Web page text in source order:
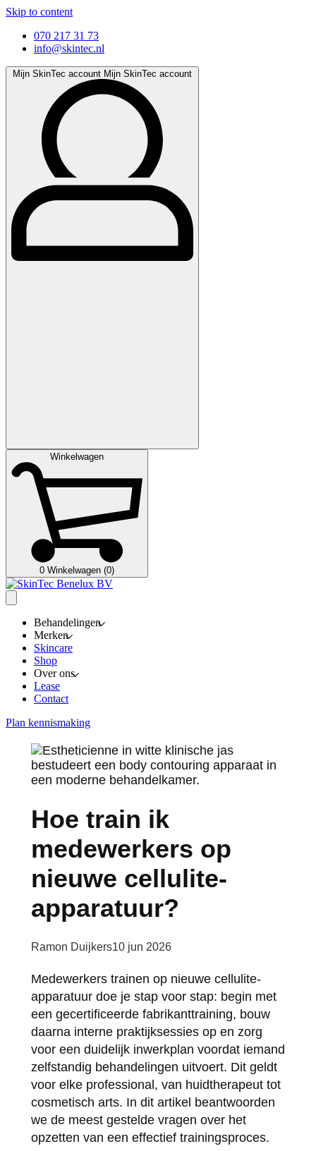
Skip to content
070 217 31 73
info@skintec.nl
Mijn SkinTec account Mijn SkinTec account
Winkelwagen
0 Winkelwagen (0)
Behandelingen
Merken
Skincare
Shop
Over ons
Lease
Contact
Plan kennismaking
Hoe train ik
medewerkers op
nieuwe cellulite-
apparatuur?
Posted
Ramon Duijkers10 jun 2026
Medewerkers trainen op nieuwe cellulite-
apparatuur doe je stap voor stap: begin met
een gecertificeerde fabrikanttraining, bouw
daarna interne praktijksessies op en zorg
voor een duidelijk inwerkplan voordat iemand
zelfstandig behandelingen uitvoert. Dit geldt
voor elke professional, van huidtherapeut tot
cosmetisch arts. In dit artikel beantwoorden
we de meest gestelde vragen over het
opzetten van een effectief trainingsproces.